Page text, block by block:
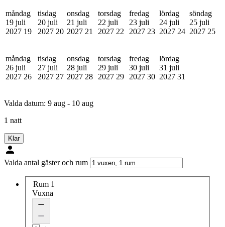
måndag
19 juli
2027 19
tisdag
20 juli
2027 20
onsdag
21 juli
2027 21
torsdag
22 juli
2027 22
fredag
23 juli
2027 23
lördag
24 juli
2027 24
söndag
25 juli
2027 25
måndag
26 juli
2027 26
tisdag
27 juli
2027 27
onsdag
28 juli
2027 28
torsdag
29 juli
2027 29
fredag
30 juli
2027 30
lördag
31 juli
2027 31
Valda datum: 9 aug - 10 aug
1 natt
Klar
Valda antal gäster och rum
Rum 1
Vuxna